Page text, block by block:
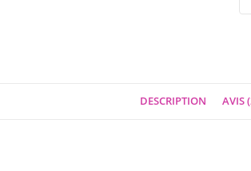
DESCRIPTION AVIS